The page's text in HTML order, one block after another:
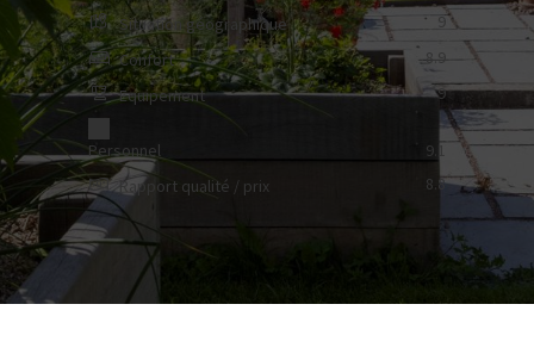
Situation géographique
9
Confort
8.9
Equipement
9
Personnel
9.1
Rapport qualité / prix
8.8